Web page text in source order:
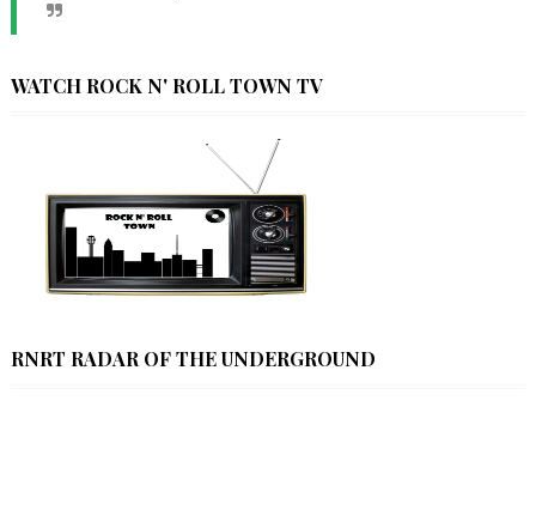
WATCH ROCK N' ROLL TOWN TV
RNRT RADAR OF THE UNDERGROUND